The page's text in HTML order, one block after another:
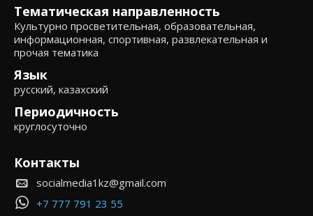
Тематическая направленность
Культурно просветительная, образовательная,
информационная, спортивная, развлекательная и
прочая тематика
Язык
русский, казахский
Периодичность
круглосуточно
Контакты
socialmedia1kz@gmail.com
+7 777 791 23 55